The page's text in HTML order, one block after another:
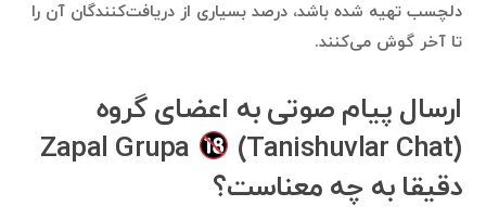
دلچسب تهیه شده باشد، درصد بسیاری از دریافت‌کنندگان آن را
تا آخر گوش می‌کنند.
ارسال پیام صوتی به اعضای گروه
Zapal Grupa
(Tanishuvlar Chat)
دقیقا به چه معناست؟